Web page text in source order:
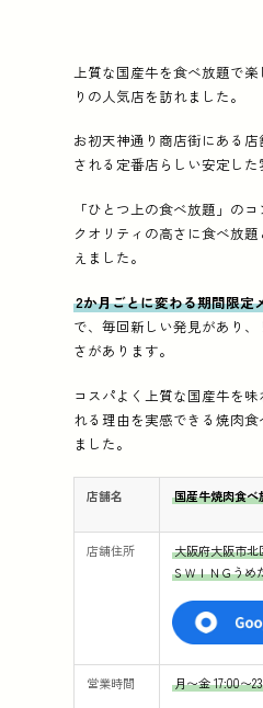
上質な国産牛を食べ放題で
りの人気店を訪れました。
お初天神通り商店街にある
される定番店らしい安定した
「ひとつ上の食べ放題」の
クオリティの高さに食べ放
えました。
2か月ごとに変わる期間限定
で、毎回新しい発見があり
さがあります。
コスパよく上質な国産牛を
れる理由を実感できる焼肉
ました。
店舗名 国産牛焼肉食
店舗住所
大阪府大阪市
ＳＷＩＮＧうめ
営業時間 月〜金 17:00〜